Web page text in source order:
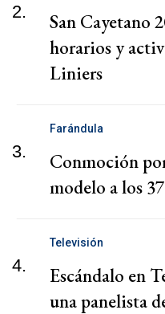
2.
San Cayetano
horarios y
Liniers
3.
Farándula
Conmoción
modelo a los
4.
Televisión
Escándalo en
una panelista